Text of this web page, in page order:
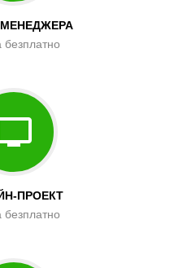
безплатно
ПРОЕКТ
безплатно